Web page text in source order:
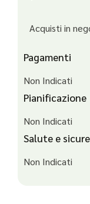
Acquisti in
Pagamenti
Non Indicati
Pianificazione
Non Indicati
Salute e
Non Indicati